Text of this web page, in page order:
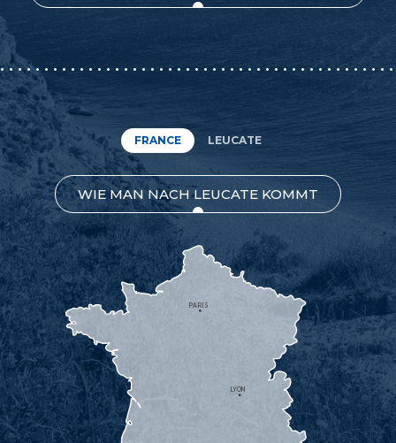
FRANCE LEUCATE
WIE MAN NACH LEUCATE KOMMT
LYON
PARIS